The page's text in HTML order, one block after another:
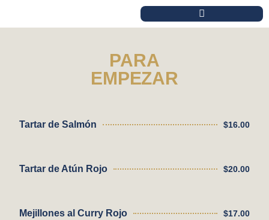
PARA
EMPEZAR
Tartar de Salmón $16.00
Tartar de Atún Rojo $20.00
Mejillones al Curry Rojo $17.00